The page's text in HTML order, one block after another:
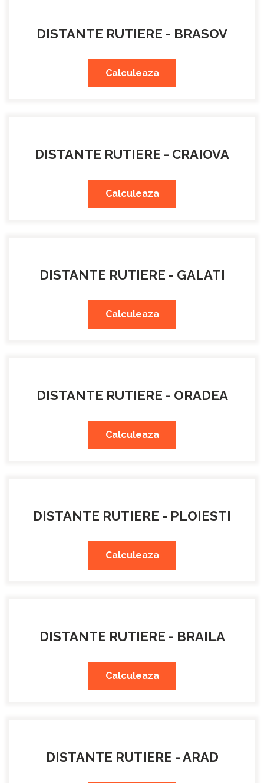
DISTANTE RUTIERE - BRASOV
Calculeaza
DISTANTE RUTIERE - CRAIOVA
Calculeaza
DISTANTE RUTIERE - GALATI
Calculeaza
DISTANTE RUTIERE - ORADEA
Calculeaza
DISTANTE RUTIERE - PLOIESTI
Calculeaza
DISTANTE RUTIERE - BRAILA
Calculeaza
DISTANTE RUTIERE - ARAD